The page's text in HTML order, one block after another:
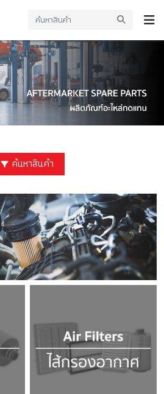
ค้นหาสินค้า